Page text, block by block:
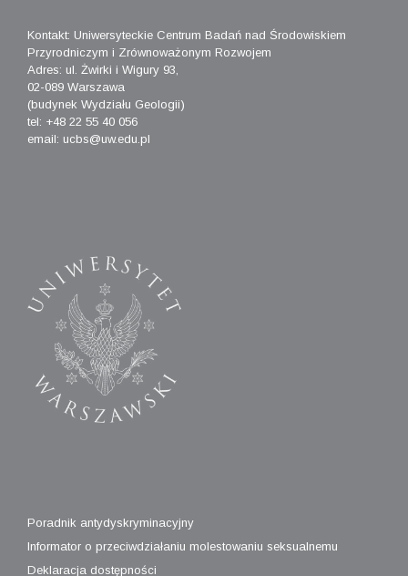
Kontakt: Uniwersyteckie Centrum Badań nad Środowiskiem
Przyrodniczym i Zrównoważonym Rozwojem
Adres: ul. Żwirki i Wigury 93,
02-089 Warszawa
(budynek Wydziału Geologii)
tel: +48 22 55 40 056
email: ucbs@uw.edu.pl
Poradnik antydyskryminacyjny
Informator o przeciwdziałaniu molestowaniu seksualnemu
Deklaracja dostępności